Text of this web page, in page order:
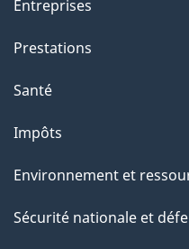
Entreprises
Prestations
Santé
Impôts
Environnement et
Sécurité nationale et